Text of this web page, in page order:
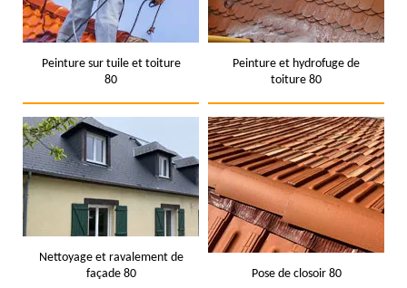
Peinture sur tuile et toiture
80
Peinture et hydrofuge de
toiture 80
Nettoyage et ravalement de
façade 80
Pose de closoir 80